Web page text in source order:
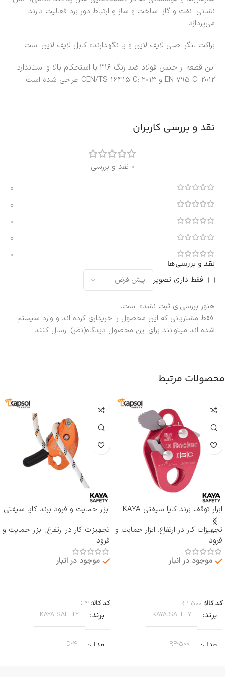
نشانی، نفت و گاز، ساخت و ساز و ارتباط دور برد فعالیت دارند،
می‌پردازد.
براکت لنگر اصلی لایف لاین و یا نگهدارنده کابل لایف لاین است
این قطعه از جنس فولاد ضد زنگ 316 با استحکام بالا و استاندارد
EN 795 C: 2012 و CEN/TS 16415 C: 2013 طراحی شده است.
نقد و بررسی کاربران
0 نقد و بررسی
0
0
0
0
0
نقد و بررسی‌ها
فقط دارای تصویر
هنوز بررسی‌ای ثبت نشده است.
.فقط مشتریانی که این محصول را خریداری کرده اند و وارد سیستم
شده اند میتوانند برای این محصول دیدگاه(نظر) ارسال کنند.
محصولات مرتبط
ابزار توقف برند کایا سیفتی KAYA
SAFETY مدل RP-500 ROCKER
تجهیزات کار در ارتفاع, ابزار حمایت و
فرود
موجود در انبار
کد کالا: RP-500
برند KAYA SAFETY
مدل RP-500
ابزار حمایت و فرود برند کایا سیفتی
تجهیزات کار در ارتفاع, ابزار حمایت و
فرود
موجود در انبار
کد کالا: D-4
برند KAYA SAFETY
مدل D-4